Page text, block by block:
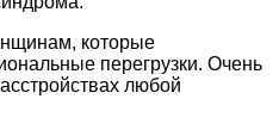
которые
перегрузки. Очень
любой